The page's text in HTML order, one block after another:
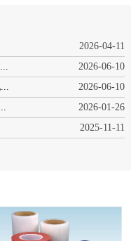
2026-04-11
2026-06-10
2026-06-10
2026-01-26
2025-11-11